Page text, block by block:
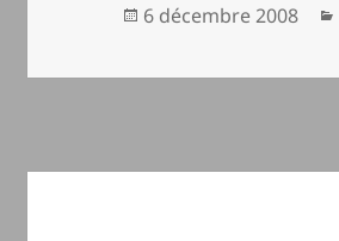
Publié
6 décembre 2008